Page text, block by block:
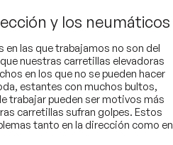
y los neumáticos
las que trabajamos no son del
nuestras carretillas elevadoras
en los que no se pueden hacer
estantes con muchos bultos,
trabajar pueden ser motivos más
carretillas sufran golpes. Estos
tanto en la dirección como en